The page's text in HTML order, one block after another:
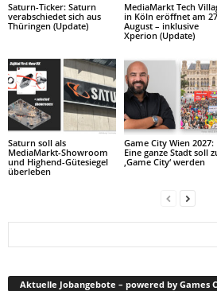
Saturn-Ticker: Saturn
verabschiedet sich aus
Thüringen (Update)
MediaMarkt Tech
in Köln eröffnet am
August – inklusive
Xperion (Update)
Saturn soll als
MediaMarkt-Showroom
und Highend-Gütesiegel
überleben
Game City Wien 2027:
Eine ganze Stadt soll
‚Game City‘ werden
Aktuelle Jobangebote – powered by Games